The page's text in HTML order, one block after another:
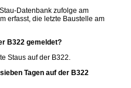
Datenbank zufolge am
erfasst, die letzte Baustelle am
B322 gemeldet?
Staus auf der B322.
Tagen auf der B322